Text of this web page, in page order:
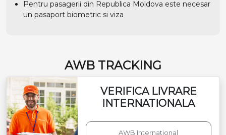
Pentru pasagerii din Republica Moldova este necesar
un pasaport biometric si viza
AWB TRACKING
VERIFICA LIVRARE
INTERNATIONALA